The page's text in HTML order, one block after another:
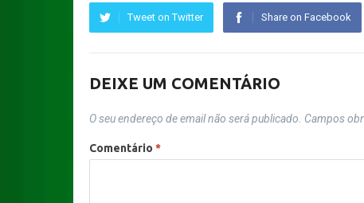
Tweet on Twitter Share on Facebook
DEIXE UM COMENTÁRIO
O seu endereço de email não será publicado. Campos
Comentário *